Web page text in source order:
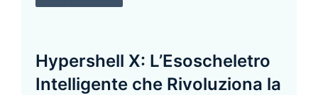
Hypershell X: L’Esoscheletro
Intelligente che Rivoluziona la